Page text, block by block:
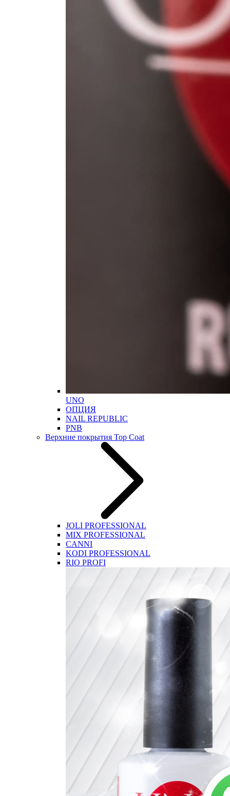
UNO
ОПЦИЯ
NAIL REPUBLIC
PNB
Верхние покрытия Top Coat
JOLI PROFESSIONAL
MIX PROFESSIONAL
CANNI
KODI PROFESSIONAL
RIO PROFI